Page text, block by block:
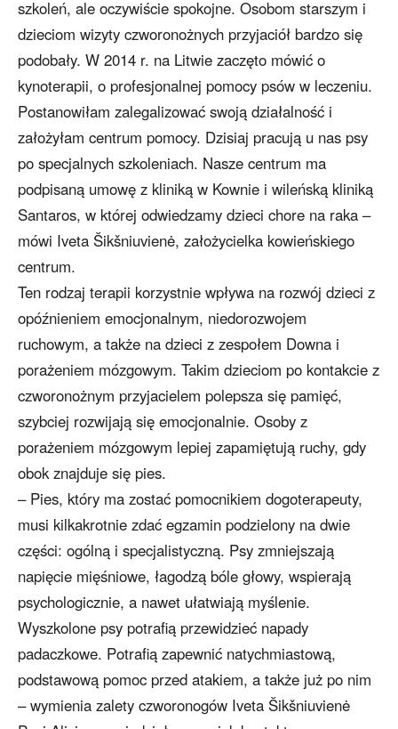
szkoleń, ale oczywiście spokojne. Osobom starszym i
dzieciom wizyty czworonożnych przyjaciół bardzo się
podobały. W 2014 r. na Litwie zaczęto mówić o
kynoterapii, o profesjonalnej pomocy psów w leczeniu.
Postanowiłam zalegalizować swoją działalność i
założyłam centrum pomocy. Dzisiaj pracują u nas psy
po specjalnych szkoleniach. Nasze centrum ma
podpisaną umowę z kliniką w Kownie i wileńską kliniką
Santaros, w której odwiedzamy dzieci chore na raka –
mówi Iveta Šikšniuvienė, założycielka kowieńskiego
centrum.
Ten rodzaj terapii korzystnie wpływa na rozwój dzieci z
opóźnieniem emocjonalnym, niedorozwojem
ruchowym, a także na dzieci z zespołem Downa i
porażeniem mózgowym. Takim dzieciom po kontakcie z
czworonożnym przyjacielem polepsza się pamięć,
szybciej rozwijają się emocjonalnie. Osoby z
porażeniem mózgowym lepiej zapamiętują ruchy, gdy
obok znajduje się pies.
– Pies, który ma zostać pomocnikiem dogoterapeuty,
musi kilkakrotnie zdać egzamin podzielony na dwie
części: ogólną i specjalistyczną. Psy zmniejszają
napięcie mięśniowe, łagodzą bóle głowy, wspierają
psychologicznie, a nawet ułatwiają myślenie.
Wyszkolone psy potrafią przewidzieć napady
padaczkowe. Potrafią zapewnić natychmiastową,
podstawową pomoc przed atakiem, a także już po nim
– wymienia zalety czworonogów Iveta Šikšniuvienė